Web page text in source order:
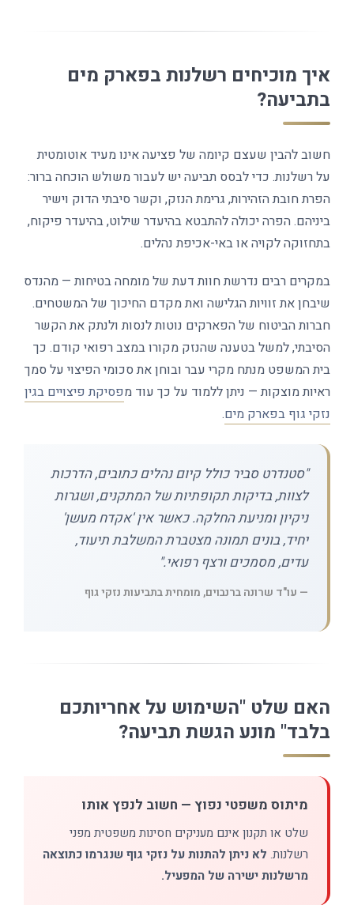
איך מוכיחים רשלנות בפארק מים
בתביעה?
חשוב להבין שעצם קיומה של פציעה אינו מעיד אוטומטית
על רשלנות. כדי לבסס תביעה יש לעבור משולש הוכחה ברור:
הפרת חובת הזהירות, גרימת הנזק, וקשר סיבתי הדוק וישיר
ביניהם. הפרה יכולה להתבטא בהיעדר שילוט, בהיעדר פיקוח,
בתחזוקה לקויה או באי-אכיפת נהלים.
במקרים רבים נדרשת חוות דעת של מומחה בטיחות — מהנדס
שיבחן את זוויות הגלישה ואת מקדם החיכוך של המשטחים.
חברות הביטוח של הפארקים נוטות לנסות ולנתק את הקשר
הסיבתי, למשל בטענה שהנזק מקורו במצב רפואי קודם. כך
בית המשפט מנתח מקרי עבר ובוחן את סכומי הפיצוי על סמך
ראיות מוצקות — ניתן ללמוד על כך עוד מפסיקת פיצויים בגין
נזקי גוף בפארק מים.
"סטנדרט סביר כולל קיום נהלים כתובים, הדרכות
לצוות, בדיקות תקופתיות של המתקנים, ושגרות
ניקיון ומניעת החלקה. כאשר אין 'אקדח מעשן'
יחיד, בונים תמונה מצטברת המשלבת תיעוד,
עדים, מסמכים ורצף רפואי."
— עו"ד שרונה ברנבוים, מומחית בתביעות נזקי גוף
האם שלט "השימוש על אחריותכם
בלבד" מונע הגשת תביעה?
מיתוס משפטי נפוץ — חשוב לנפץ אותו
שלט או תקנון אינם מעניקים חסינות משפטית מפני
רשלנות. לא ניתן להתנות על נזקי גוף שנגרמו כתוצאה
מרשלנות ישירה של המפעיל.